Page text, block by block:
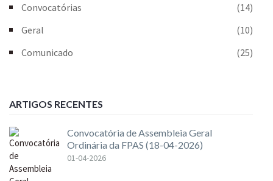
Convocatórias
(14)
Geral
(10)
Comunicado
(25)
ARTIGOS RECENTES
Convocatória de Assembleia Geral
Ordinária da FPAS (18-04-2026)
01-04-2026